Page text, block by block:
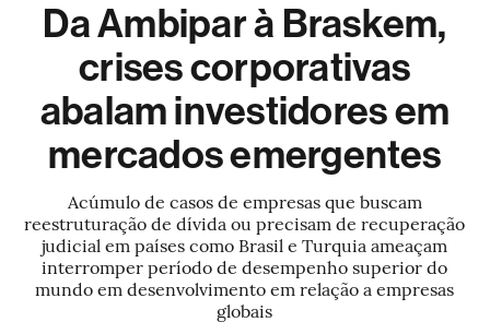
Da Ambipar à Braskem,
crises corporativas
abalam investidores em
mercados emergentes
Acúmulo de casos de empresas que buscam
reestruturação de dívida ou precisam de recuperação
judicial em países como Brasil e Turquia ameaçam
interromper período de desempenho superior do
mundo em desenvolvimento em relação a empresas
globais